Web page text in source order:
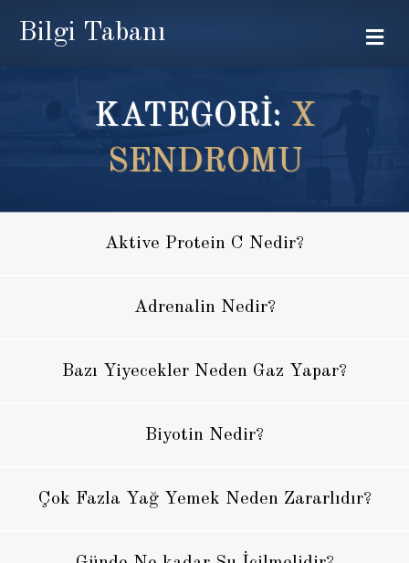
Bilgi Tabanı
KATEGORİ: X
SENDROMU
Aktive Protein C Nedir?
Adrenalin Nedir?
Bazı Yiyecekler Neden Gaz Yapar?
Biyotin Nedir?
Çok Fazla Yağ Yemek Neden Zararlıdır?